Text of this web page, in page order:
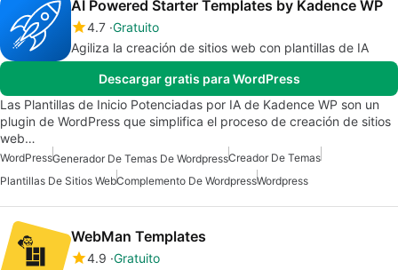
AI Powered Starter Templates by Kadence WP
4.7 Gratuito
Agiliza la creación de sitios web con plantillas de IA
Descargar gratis para WordPress
Las Plantillas de Inicio Potenciadas por IA de Kadence WP son un
plugin de WordPress que simplifica el proceso de creación de sitios
web…
WordPressGenerador De Temas De WordpressCreador De Temas
Plantillas De Sitios WebComplemento De WordpressWordpress
WebMan Templates
4.9 Gratuito